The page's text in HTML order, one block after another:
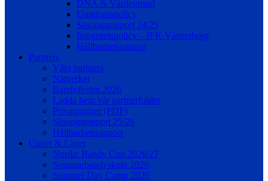
DNA & Värdegrund
Ungdomspolicy
Säsongsrapport 24/25
Integritetspolicy – IFK Vänersborg
Hållbarhetsrapport
Partners
Våra partners
Nätverket
Bandyfesten 2026
Ladda hem vår partnerfolder
Privatpartner (PDF)
Säsongsrapport 25/26
Hållbarhetsrapport
Cuper & Läger
Nordic Bandy Cup 2026/27
Sommarbandyskola 2026
Summer Day Camp 2026